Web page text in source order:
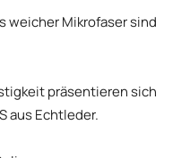
weicher Mikrofaser sind
präsentieren sich
aus Echtleder.